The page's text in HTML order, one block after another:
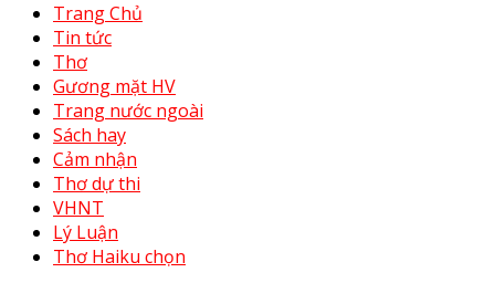
Trang Chủ
Tin tức
Thơ
Gương mặt HV
Trang nước ngoài
Sách hay
Cảm nhận
Thơ dự thi
VHNT
Lý Luận
Thơ Haiku chọn